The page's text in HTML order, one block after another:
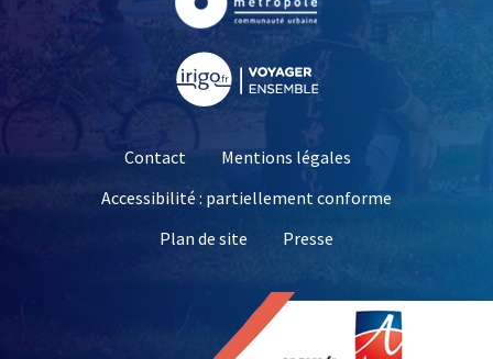
Contact
Mentions légales
Accessibilité : partiellement conforme
Plan de site
Presse